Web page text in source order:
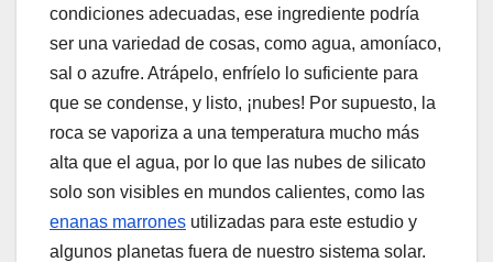
condiciones adecuadas, ese ingrediente podría
ser una variedad de cosas, como agua, amoníaco,
sal o azufre. Atrápelo, enfríelo lo suficiente para
que se condense, y listo, ¡nubes! Por supuesto, la
roca se vaporiza a una temperatura mucho más
alta que el agua, por lo que las nubes de silicato
solo son visibles en mundos calientes, como las
enanas marrones utilizadas para este estudio y
algunos planetas fuera de nuestro sistema solar.